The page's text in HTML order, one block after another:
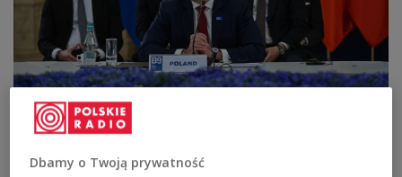
Bukarest, Rumänien, 13.05.2026. Der polnische Präsident Karol Nawrocki
(Mitte), der Leiter des Büros für internationale Politik im Präsidialamt
Bartosz Grodecki (links) während der Eröffnungssitzung des
Dbamy o Twoją prywatność